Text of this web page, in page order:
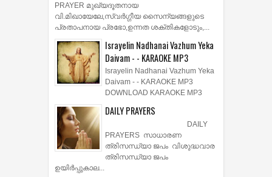
PRAYER മുഖ്യദൂതനായ
വി.മിഖായേലേ,സ്വർഗ്ഗീയ സൈന്യങ്ങളുടെ
പ്രതാപനായ പ്രഭോ,ഉന്നത ശക്തികളോടും,...
Israyelin Nadhanai Vazhum Yeka
Daivam - - KARAOKE MP3
Israyelin Nadhanai Vazhum Yeka
Daivam - - KARAOKE MP3
DOWNLOAD KARAOKE MP3
DAILY PRAYERS
DAILY
PRAYERS സാധാരണ
ത്രിസന്ധ്യാ ജപം വിശുദ്ധവാര
ത്രിസന്ധ്യാ ജപം
ഉയിര്‍പ്പുകാല...